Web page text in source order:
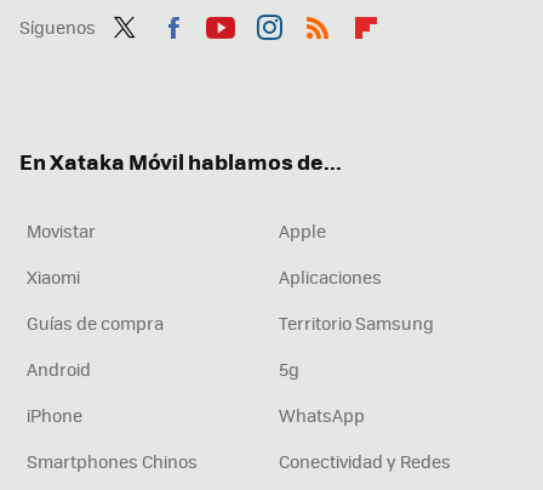
Síguenos
En Xataka Móvil hablamos de...
Movistar
Apple
Xiaomi
Aplicaciones
Guías de compra
Territorio Samsung
Android
5g
iPhone
WhatsApp
Smartphones Chinos
Conectividad y Redes